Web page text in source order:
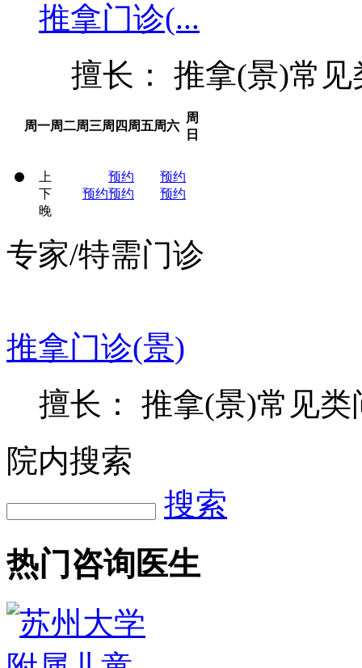
推拿门诊(...
擅长： 推拿(景)常见
周一周二周三周四 周五周六
周
日
上 预约
预约
下
预约预约
预约
晚
专家/特需门诊
推拿门诊(景)
擅长： 推拿(景)常见类
院内搜索
搜索
热门咨询医生